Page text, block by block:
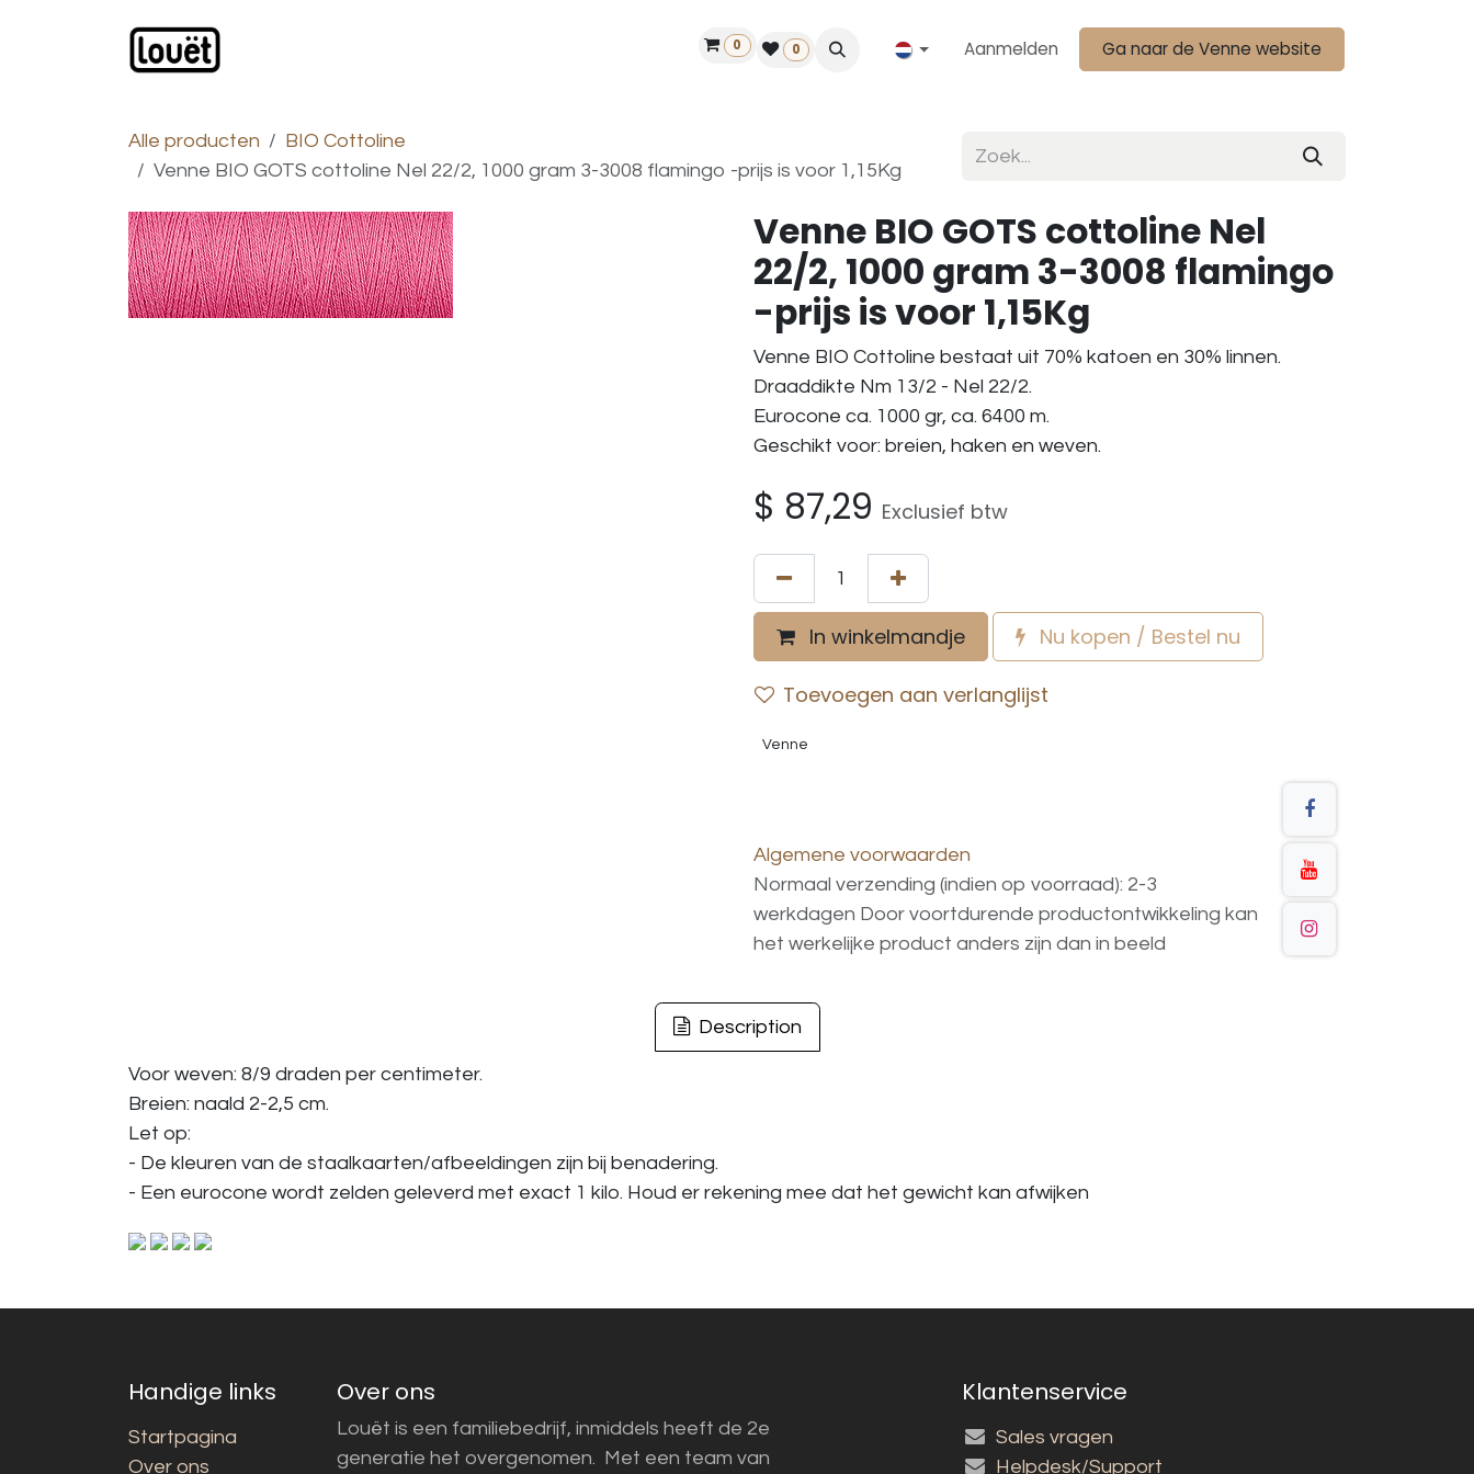
Vind een dealer
0 0 Aanmelden Ga naar de Venne website
Alle producten
BIO Cottoline
Venne BIO GOTS cottoline Nel 22/2, 1000 gram 3-3008 flamingo -prijs is voor 1,15Kg
Venne BIO GOTS cottoline Nel
22/2, 1000 gram 3-3008 flamingo
-prijs is voor 1,15Kg
Venne BIO Cottoline bestaat uit 70% katoen en 30% linnen.
Draaddikte Nm 13/2 - Nel 22/2.
Eurocone ca. 1000 gr, ca. 6400 m.
Geschikt voor: breien, haken en weven.
$ 87,29 Exclusief btw
In winkelmandje Nu kopen / Bestel nu
Toevoegen aan verlanglijst
Venne
Algemene voorwaarden
Normaal verzending (indien op voorraad): 2-3
werkdagen Door voortdurende productontwikkeling kan
het werkelijke product anders zijn dan in beeld
Description
Voor weven: 8/9 draden per centimeter.
Breien: naald 2-2,5 cm.
Let op:
- De kleuren van de staalkaarten/afbeeldingen zijn bij benadering.
- Een eurocone wordt zelden geleverd met exact 1 kilo. Houd er rekening mee dat het gewicht kan afwijken
Handige links
Startpagina
Over ons
Over ons
Louët is een familiebedrijf, inmiddels heeft de 2e
generatie het overgenomen. Met een team van
Klantenservice
Sales vragen
Helpdesk/Support